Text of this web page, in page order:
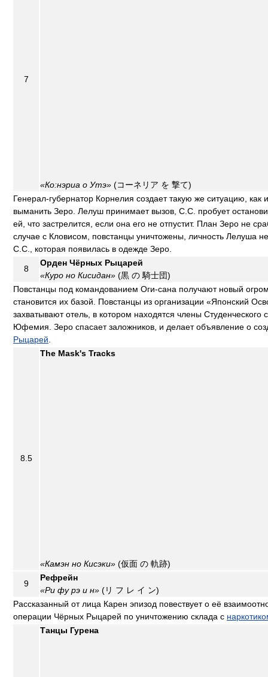
7
«Ко:нэриа о Утэ» (コーネリア を 撃て)
Генерал-губернатор Корнелия создает такую же ситуацию, как
выманить Зеро. Лелуш принимает вызов, С.С. пробует
ей, что застрелится, если она его не отпустит. План Зеро не
случае с Кловисом, повстанцы уничтожены, личность Лелуша
С.С., которая появилась в одежде Зеро.
8
Орден Чёрных Рыцарей
«Куро но Кисидан» (黒 の 騎士団)
Повстанцы под командованием Оги-сана получают новый
становится их базой. Повстанцы из организации «Японский
захватывают отель, в котором находятся члены Студенческого
Юфемия. Зеро спасает заложников, и делает объявление о
Рыцарей
8.5
The Mask's Tracks
«Камэн но Кисэки» (仮面 の 軌跡)
9
Рефрейн
«Ри фу рэ и н» (リ フ レ イ ン)
Рассказанный от лица Карен эпизод повествует о её
операции Чёрных Рыцарей по уничтожению склада с
Танцы Гурена